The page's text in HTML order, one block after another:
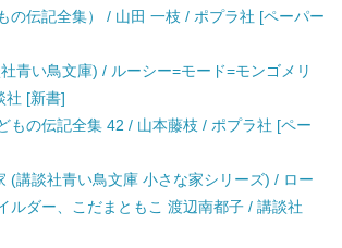
の伝記全集） / 山田 一枝 / ポプラ社 [ペーパー
青い鳥文庫) / ルーシー=モード=モンゴメリ
社 [新書]
もの伝記全集 42 / 山本藤枝 / ポプラ社 [ペー
(講談社青い鳥文庫 小さな家シリーズ) / ロー
ルダー、こだまともこ 渡辺南都子 / 講談社